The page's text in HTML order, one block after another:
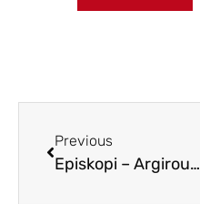
Previous
Episkopi – Argiroupoli